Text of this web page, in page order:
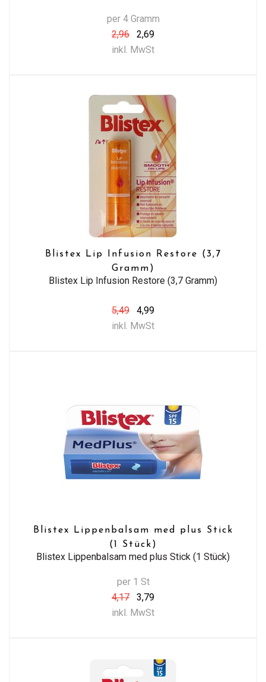
per 4 Gramm
2,96
2,69
inkl. MwSt
Blistex Lip Infusion Restore (3,7
Gramm)
Blistex Lip Infusion Restore (3,7 Gramm)
5,49
4,99
inkl. MwSt
Blistex Lippenbalsam med plus Stick
(1 Stück)
Blistex Lippenbalsam med plus Stick (1 Stück)
per 1 St
4,17
3,79
inkl. MwSt